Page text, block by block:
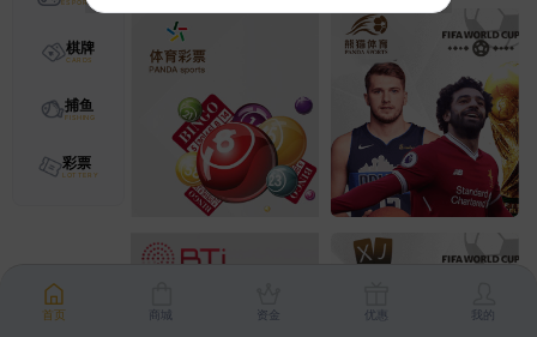
棋牌
捕鱼
彩票
首页 商城 资金 优惠 我的